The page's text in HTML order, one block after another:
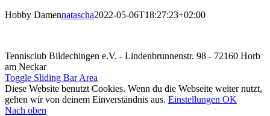
Hobby Damennatascha2022-05-06T18:27:23+02:00
Tennisclub Bildechingen e.V. - Lindenbrunnenstr. 98 - 72160 Horb
am Neckar
Toggle Sliding Bar Area
Diese Website benutzt Cookies. Wenn du die Webseite weiter nutzt,
gehen wir von deinem Einverständnis aus. Einstellungen OK
Nach oben